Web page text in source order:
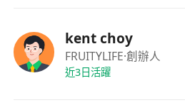
kent choy
FRUITYLIFE·創辦人
近3日活躍